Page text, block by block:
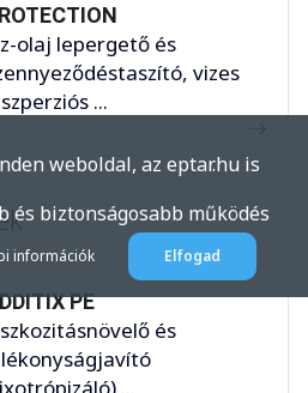
olaj lepergető és
vizes
...
PE
és
...
weboldal, az eptar.hu is
és biztonságosabb működés
információk Elfogad